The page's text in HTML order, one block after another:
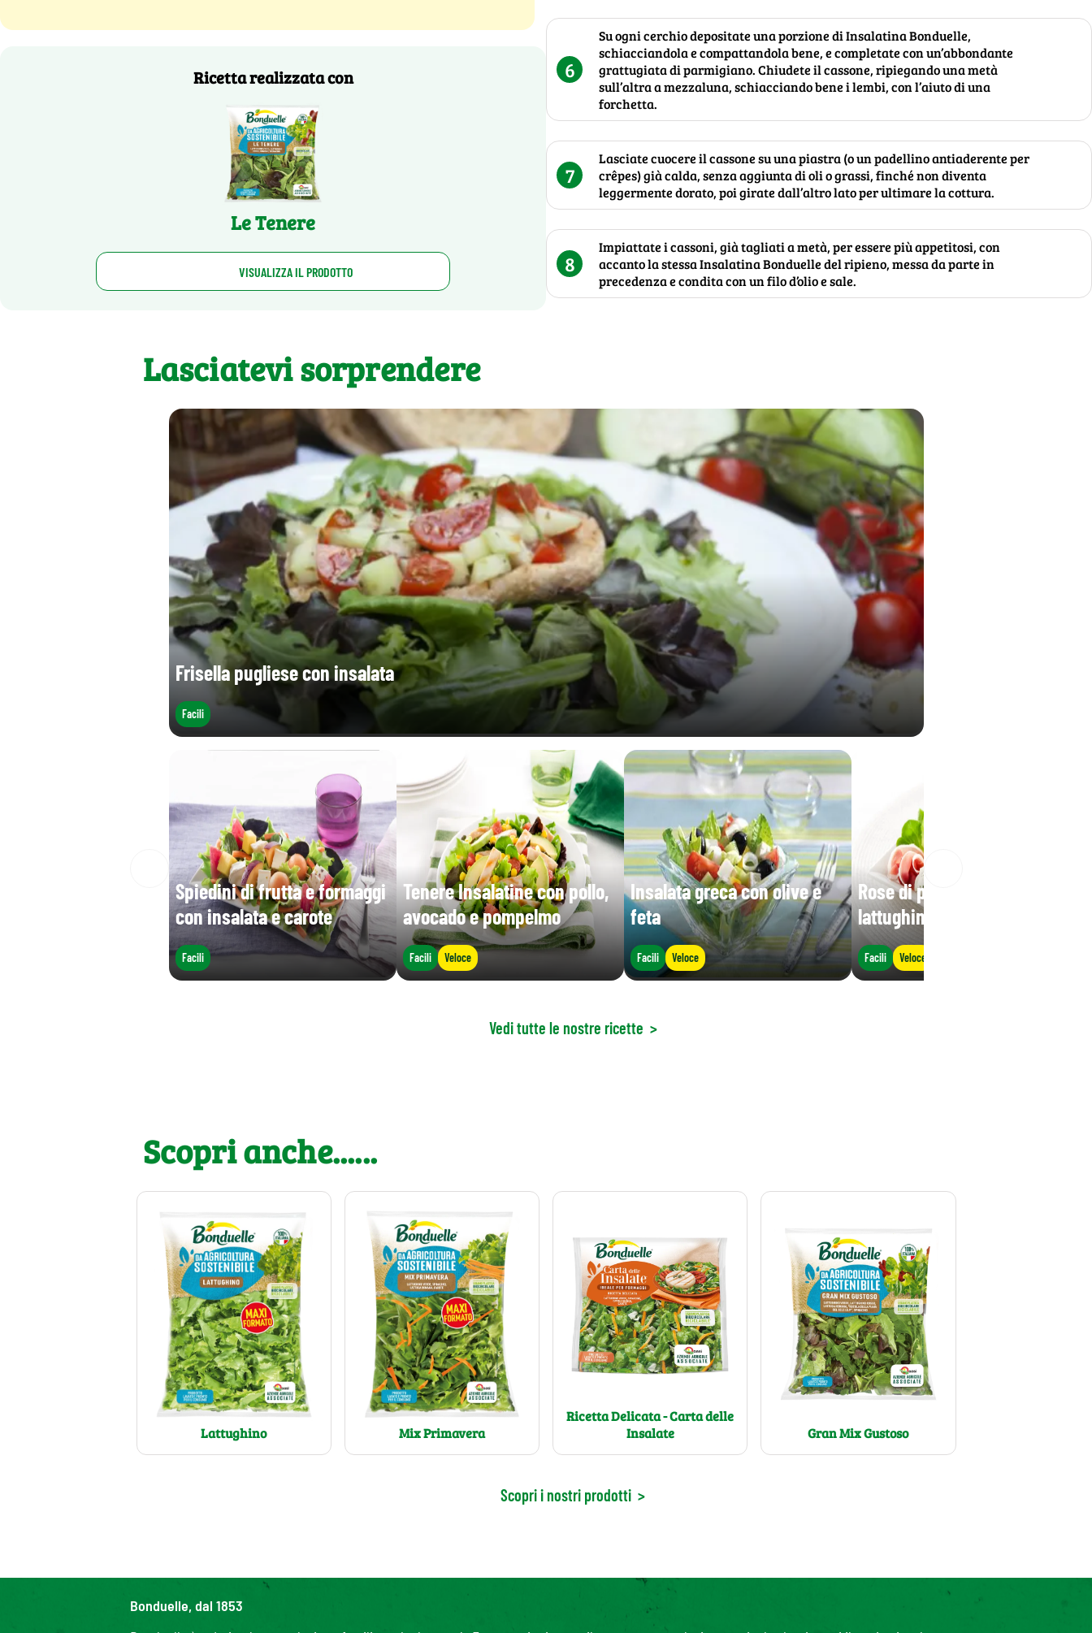
Ricetta realizzata con
Le Tenere
VISUALIZZA IL PRODOTTO
6
Su ogni cerchio depositate una porzione di Insalatina Bonduelle,
schiacciandola e compattandola bene, e completate con un’abbondante
grattugiata di parmigiano. Chiudete il cassone, ripiegando una metà
sull’altra a mezzaluna, schiacciando bene i lembi, con l’aiuto di una
forchetta.
7
Lasciate cuocere il cassone su una piastra (o un padellino antiaderente per
crêpes) già calda, senza aggiunta di oli o grassi, finché non diventa
leggermente dorato, poi girate dall’altro lato per ultimare la cottura.
8
Impiattate i cassoni, già tagliati a metà, per essere più appetitosi, con
accanto la stessa Insalatina Bonduelle del ripieno, messa da parte in
precedenza e condita con un filo d’olio e sale.
Lasciatevi sorprendere
Frisella pugliese con insalata
Facili
Spiedini di frutta e formaggi
con insalata e carote
Facili
Tenere Insalatine con pollo,
avocado e pompelmo
Facili Veloce
Insalata greca con olive e
feta
Facili Veloce
Rose di prosciutto e
lattughino
Facili Veloce
Vedi tutte le nostre ricette >
Scopri anche......
Lattughino Mix Primavera
Ricetta Delicata - Carta delle
Insalate
Gran Mix Gustoso
Scopri i nostri prodotti >
Bonduelle, dal 1853